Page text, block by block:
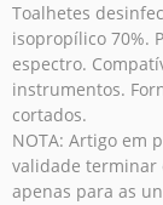
Toalhetes
isopropílico 70%.
espectro.
instrumentos.
cortados.
NOTA: Artigo em
validade terminar
apenas para as